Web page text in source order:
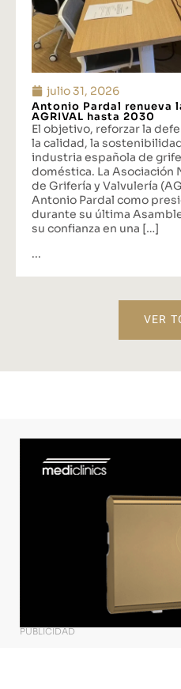
julio 31, 2026
Antonio Pardal renueva
AGRIVAL hasta 2030
El objetivo, reforzar la
la calidad, la
industria española de
doméstica. La Asociación
de Grifería y Valvulería
Antonio Pardal como
durante su última
su confianza en una […]
...
VER
PUBLICIDAD